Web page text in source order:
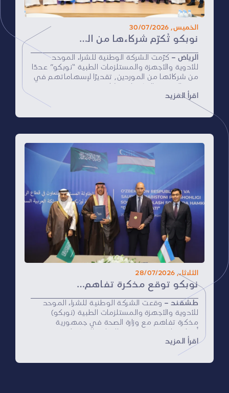
الخميس, 30/07/2026
نوبكو تُكرّم شركاءها من الموردين تقديرًا لإسهاماتهم الفاعلة في دعم موسم حج 1447هـ
الرياض – كرّمت الشركة الوطنية للشراء الموحد
للأدوية والأجهزة والمستلزمات الطبية “نوبكو” عددًا
من شركائها من الموردين، تقديرًا لإسهاماتهم في
وذلك خلال حفلٍ أُقيم في مقرّ الشركة الرئيسي
بمدينة الرياض.
وشمل التكريم موردين قدّموا مجموعة من الأصناف
جاهزية سلاسل الإمداد الطبي، ودعمًا للخدمات
الصحية المقدَّمة لحجاج بيت الله الحرام في المشاعر
وأكدت “نوبكو” أن هذه المبادرات جسّدت قيم
التعاون والمسؤولية المجتمعية، وأسهمت في رفع
كفاءة الاستجابة التشغيلية خلال الموسم، بما يخدم
المنظومة الصحية ويعزز موثوقية الإمداد في
أوقات الذروة.
وأوضحت الشركة أن التكريم يأتي في إطار حرصها
على ترسيخ الشراكات الاستراتيجية مع الموردين،
وتقدير الأثر النوعي لإسهاماتهم، بما يدعم التميّز
التشغيلي ويعزّز قدرة القطاع الصحي على أداء دوره
في خدمة ضيوف الرحمن بكفاءة وموثوقية.
اقرأ المزيد
الثلاثاء, 28/07/2026
نوبكو توقع مذكرة تفاهم مع وزارة الصحة في جمهورية أوزبكستان لتعزيز التعاون في المشتريات الموحدة وسلاسل الإمداد الصحي
طشقند – وقعت الشركة الوطنية للشراء الموحد
للأدوية والأجهزة والمستلزمات الطبية (نوبكو)
مذكرة تفاهم مع وزارة الصحة في جمهورية
مجالات المشتريات الموحدة، وإدارة سلاسل الإمداد
الصحي، والتحول الرقمي، وبناء القدرات، بما يسهم
في دعم تطوير المنظومات الصحية، وتبادل الخبرات،
اقرأ المزيد